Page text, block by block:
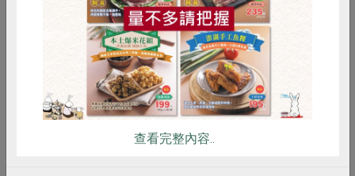
保肝綠拿鐵
雞蛋 食安 共同購買
查看完整內容..